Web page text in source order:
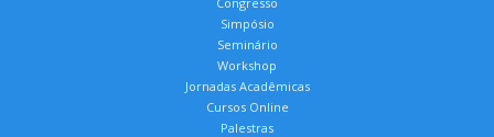
Simpósio
Seminário
Workshop
Jornadas Acadêmicas
Cursos Online
Palestras